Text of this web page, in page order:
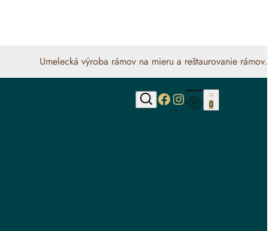
Umelecká výroba rámov na mieru a reštaurovanie rámov.
Hľadať
https://
https://
0